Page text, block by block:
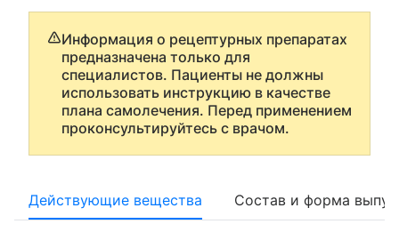
Информация о рецептурных препаратах
предназначена только для
специалистов. Пациенты не должны
использовать инструкцию в качестве
плана самолечения. Перед применением
проконсультируйтесь с врачом.
Действующие вещества Состав и форма